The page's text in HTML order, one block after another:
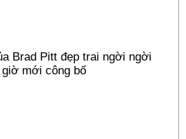
Brad Pitt đẹp trai ngời ngời
giờ mới công bố